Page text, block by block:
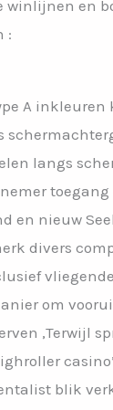
winlijnen en
:
A inkleuren
langs
en nieuw
divers
om
,Terwijl
blik